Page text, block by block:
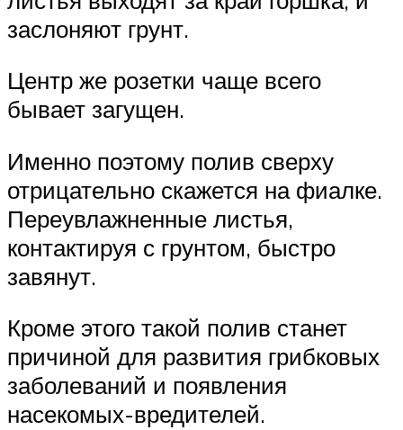
заслоняют грунт.
Центр же розетки чаще всего
бывает загущен.
Именно поэтому полив сверху
отрицательно скажется на фиалке.
Переувлажненные листья,
контактируя с грунтом, быстро
завянут.
Кроме этого такой полив станет
причиной для развития грибковых
заболеваний и появления
насекомых-вредителей.